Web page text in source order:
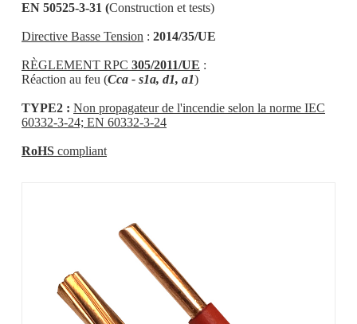
EN 50525-3-31 (Construction et tests)
Directive Basse Tension : 2014/35/UE
RÈGLEMENT RPC 305/2011/UE :
Réaction au feu (Cca - s1a, d1, a1)
TYPE2 : Non propagateur de l'incendie selon la norme IEC
60332-3-24; EN 60332-3-24
RoHS compliant